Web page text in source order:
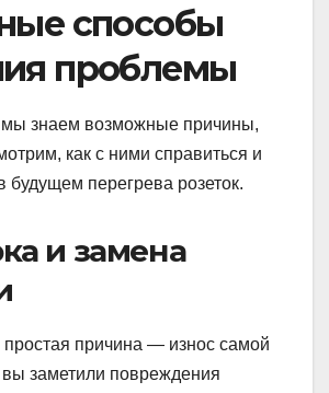
способы
проблемы
мы знаем возможные причины,
как с ними справиться и
будущем перегрева розеток.
и замена
простая причина — износ самой
вы заметили повреждения